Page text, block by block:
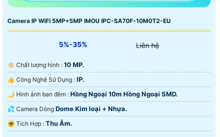
Camera IP WiFi 5MP+5MP IMOU IPC-SA70F-10M0T2-EU
5%-35% Liên hệ
🔅 Chất lượng hình : 10 MP.
👍 Công Nghệ Sử Dụng : IP.
🌙 Hình ảnh ban đêm : Hồng Ngoại 10m Hồng Ngoại SMD.
💦 Camera Dòng Dome Kim loại + Nhựa.
️☣️ Tích Hợp : Thu Âm.